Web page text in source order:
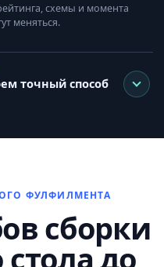
схемы и момента
меняться.
точный способ
ФУЛФИЛМЕНТА
сборки
до